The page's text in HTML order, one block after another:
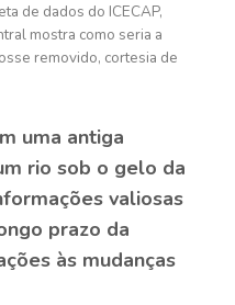
de dados do ICECAP,
mostra como seria a
removido, cortesia de
uma antiga
rio sob o gelo da
valiosas
prazo da
às mudanças